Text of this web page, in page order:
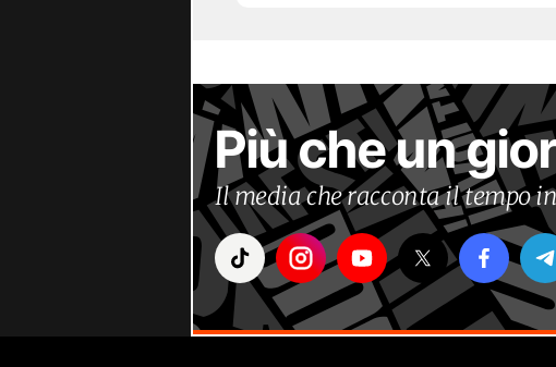
Più che un
Il media che racconta il tempo